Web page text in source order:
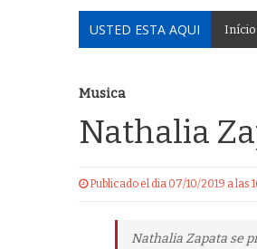
USTED ESTA AQUI Início
Musica
Nathalia
Publicado el dia 07/10/2019 a las
Nathalia Zapata se